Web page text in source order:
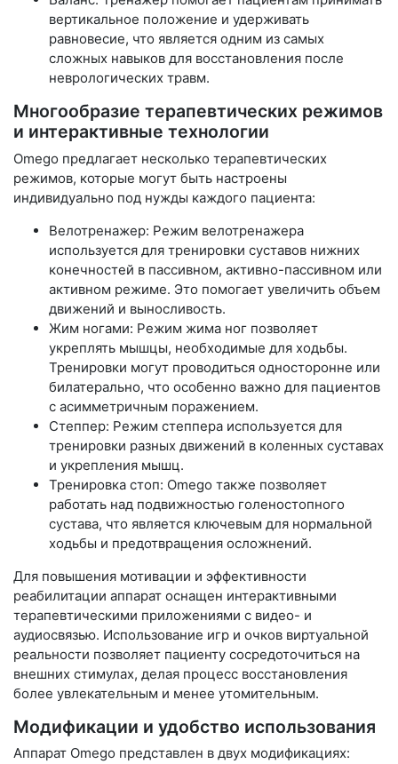
вертикальное положение и удерживать
равновесие, что является одним из самых
сложных навыков для восстановления после
неврологических травм.
Многообразие терапевтических режимов
и интерактивные технологии
Omego предлагает несколько терапевтических
режимов, которые могут быть настроены
индивидуально под нужды каждого пациента:
Велотренажер: Режим велотренажера
используется для тренировки суставов нижних
конечностей в пассивном, активно-пассивном или
активном режиме. Это помогает увеличить объем
движений и выносливость.
Жим ногами: Режим жима ног позволяет
укреплять мышцы, необходимые для ходьбы.
Тренировки могут проводиться односторонне или
билатерально, что особенно важно для пациентов
с асимметричным поражением.
Степпер: Режим степпера используется для
тренировки разных движений в коленных суставах
и укрепления мышц.
Тренировка стоп: Omego также позволяет
работать над подвижностью голеностопного
сустава, что является ключевым для нормальной
ходьбы и предотвращения осложнений.
Для повышения мотивации и эффективности
реабилитации аппарат оснащен интерактивными
терапевтическими приложениями с видео- и
аудиосвязью. Использование игр и очков виртуальной
реальности позволяет пациенту сосредоточиться на
внешних стимулах, делая процесс восстановления
более увлекательным и менее утомительным.
Модификации и удобство использования
Аппарат Omego представлен в двух модификациях: